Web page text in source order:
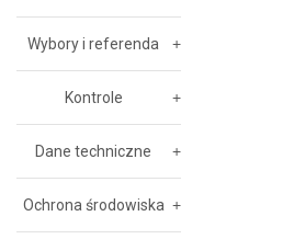
Wybory i referenda
Kontrole
Dane techniczne
Ochrona środowiska